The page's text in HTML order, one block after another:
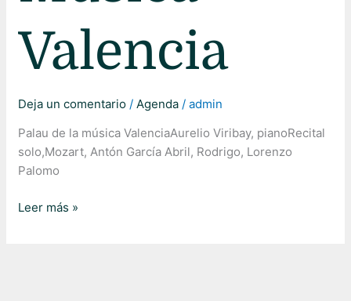
Valencia
Deja un comentario /Agenda /admin
Palau de la música ValenciaAurelio Viribay, pianoRecital
solo,Mozart, Antón García Abril, Rodrigo, Lorenzo
Palomo
Leer más »